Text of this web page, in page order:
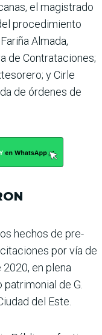
el magis­trado
procedi­miento
Almada,
de Con­trataciones;
y Cirle
de órdenes de
hechos de pre­
por vía de
en plena
de G.
del Este.